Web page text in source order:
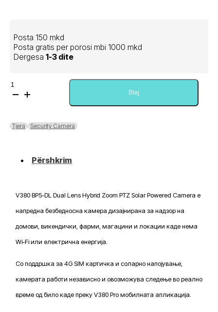
Posta 150 mkd
Posta gratis per porosi mbi 1000 mkd
Dergesa 1-3 dite
Sasi
V380
6MP
Dual
Zoom
Camera
4G
Blej
Tjera Security Camera
Përshkrim
V380 BP5-DL Dual Lens Hybrid Zoom PTZ Solar Powered Camera е
напредна безбедносна камера дизајнирана за надзор на
домови, викендички, фарми, магацини и локации каде нема
Wi-Fi или електрична енергија.
Со поддршка за 4G SIM картичка и соларно напојување,
камерата работи независно и овозможува следење во реално
време од било каде преку V380 Pro мобилната апликација.